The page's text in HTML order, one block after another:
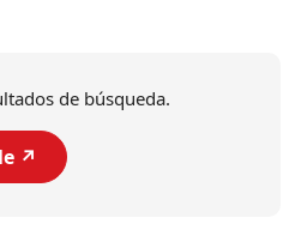
de búsqueda.
↗️